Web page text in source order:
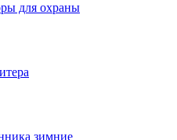
для охраны
зимние